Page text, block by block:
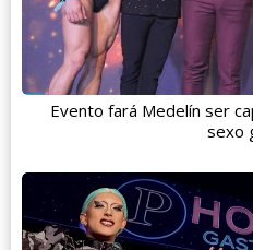
Evento fará Medelín ser
sexo